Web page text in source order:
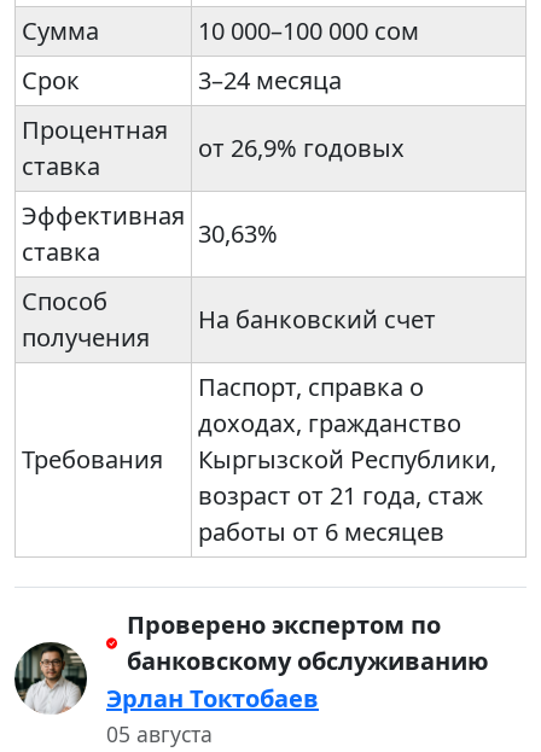
Сумма
10 000–100 000 сом
Срок
3–24 месяца
Процентная
ставка
от 26,9% годовых
Эффективная
ставка
30,63%
Способ
получения
На банковский счет
Требования
Паспорт, справка о
доходах, гражданство
Кыргызской Республики,
возраст от 21 года, стаж
работы от 6 месяцев
Проверено экспертом по
банковскому обслуживанию
Эрлан Токтобаев
05 августа